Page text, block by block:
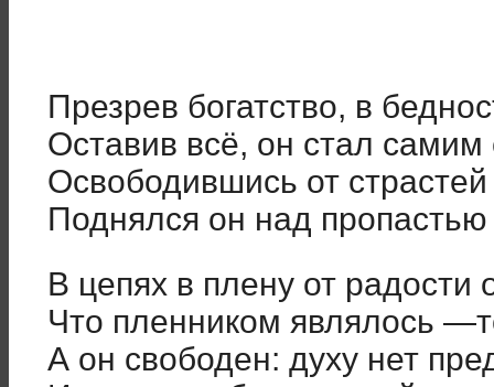
Презрев богатство, в
Оставив всё, он стал самим
Освободившись от
Поднялся он над
В цепях в плену от радости
Что пленником являлось
А он свободен: духу нет